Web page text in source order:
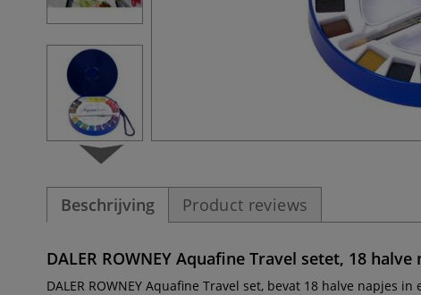
Beschrijving Product reviews
DALER ROWNEY Aquafine Travel setet, 18
DALER ROWNEY Aquafine Travel set, bevat 18 halve